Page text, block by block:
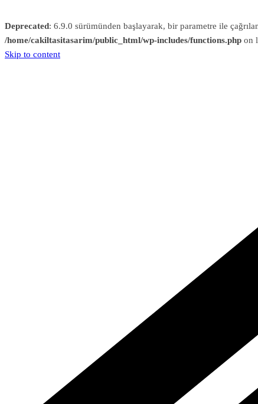
Deprecated: 6.9.0 sürümünden başlayarak, bir parametre ile
/home/cakiltasitasarim/public_html/wp-includes/functions.php on
Skip to content